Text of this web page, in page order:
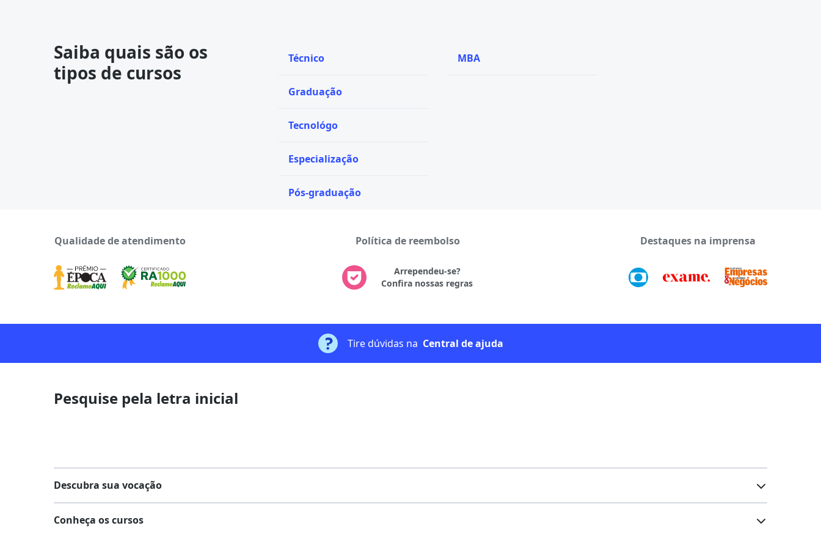
Saiba quais são os
tipos de cursos
Técnico
Graduação
Tecnológo
Especialização
Pós-graduação
MBA
Qualidade de atendimento Política de reembolso
Arrependeu-se?
Confira nossas regras
Destaques na imprensa
Tire dúvidas na Central de ajuda
Pesquise pela letra inicial
Descubra sua vocação
Conheça os cursos